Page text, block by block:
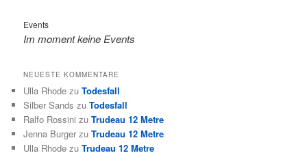
Events
Im moment keine Events
NEUESTE KOMMENTARE
Ulla Rhode zuTodesfall
Silber Sands zuTodesfall
Ralfo Rossini zuTrudeau 12 Metre
Jenna Burger zuTrudeau 12 Metre
Ulla Rhode zuTrudeau 12 Metre